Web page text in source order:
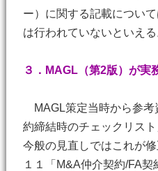
ー）に関する記載につい
は行われていないといえる
３．MAGL（第2版）が実
MAGL策定当時から参考
約締結時のチェックリス
今般の見直しではこれが
１１「M&A仲介契約/FA